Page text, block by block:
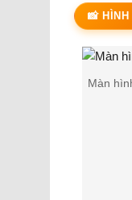
Có12 Sản
Laptop HP
2Sản
Laptop
📸
Màn